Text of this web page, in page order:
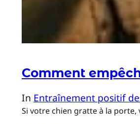
Comment
In Entraînement positif
Si votre chien gratte à la